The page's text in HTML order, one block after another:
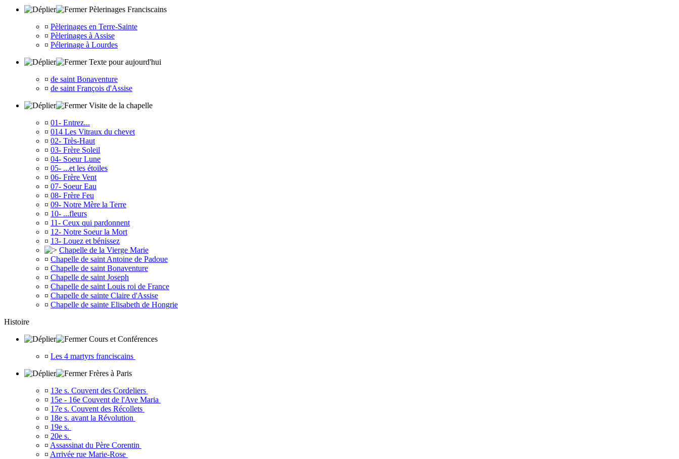
Pèlerinages Franciscains
¤ Pèlerinages en Terre-Sainte
¤ Pèlerinages à Assise
¤ Pélerinage à Lourdes
Texte pour aujourd'hui
¤ de saint Bonaventure
¤ de saint François d'Assise
Visite de la chapelle
¤ 01- Entrez...
¤ 014 Les Vitraux du chevet
¤ 02- Très-Haut
¤ 03- Frère Soleil
¤ 04- Soeur Lune
¤ 05- ...et les étoiles
¤ 06- Frère Vent
¤ 07- Soeur Eau
¤ 08- Frère Feu
¤ 09- Notre Mère la Terre
¤ 10- ...fleurs
¤ 11- Ceux qui pardonnent
¤ 12- Notre Soeur la Mort
¤ 13- Louez et bénissez
Chapelle de la Vierge Marie
¤ Chapelle de saint Antoine de Padoue
¤ Chapelle de saint Bonaventure
¤ Chapelle de saint Joseph
¤ Chapelle de saint Louis roi de France
¤ Chapelle de sainte Claire d'Assise
¤ Chapelle de sainte Elisabeth de Hongrie
Histoire
Cours et Conférences
¤ Les 4 martyrs franciscains
Frères à Paris
¤ 13e s. Couvent des Cordeliers
¤ 15e - 16e Couvent de l'Ave Maria
¤ 17e s. Couvent des Récollets
¤ 18e s. avant la Révolution
¤ 19e s.
¤ 20e s.
¤ Assassinat du Père Corentin
¤ Arrivée rue Marie-Rose